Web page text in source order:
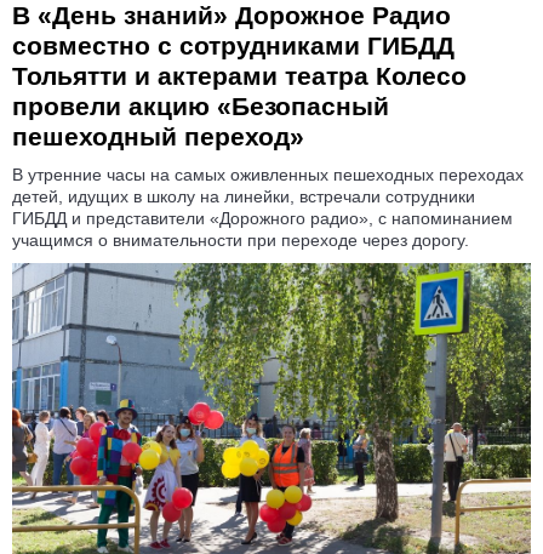
В «День знаний» Дорожное Радио
совместно с сотрудниками ГИБДД
Тольятти и актерами театра Колесо
провели акцию «Безопасный
пешеходный переход»
В утренние часы на самых оживленных пешеходных переходах
детей, идущих в школу на линейки, встречали сотрудники
ГИБДД и представители «Дорожного радио», с напоминанием
учащимся о внимательности при переходе через дорогу.